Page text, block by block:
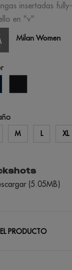
insertadas
en "v"
Milan Women
M L XL
(5.05MB)
PRODUCTO